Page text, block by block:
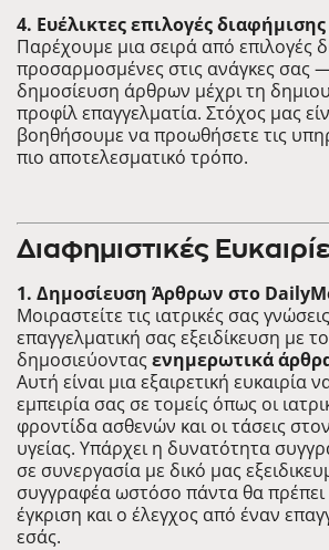
4. Ευέλικτες επιλογές διαφήμισης
Παρέχουμε μια σειρά από επιλογές
προσαρμοσμένες στις ανάγκες σας
δημοσίευση άρθρων μέχρι τη
προφίλ επαγγελματία. Στόχος μας
βοηθήσουμε να προωθήσετε τις
πιο αποτελεσματικό τρόπο.
Διαφημιστικές
1. Δημοσίευση Άρθρων στο
Μοιραστείτε τις ιατρικές σας
επαγγελματική σας εξειδίκευση με
δημοσιεύονταςενημερωτικά
Αυτή είναι μια εξαιρετική ευκαιρία
εμπειρία σας σε τομείς όπως οι
φροντίδα ασθενών και οι τάσεις
υγείας. Υπάρχει η δυνατότητα
σε συνεργασία με δικό μας
συγγραφέα ωστόσο πάντα θα πρέπει
έγκριση και ο έλεγχος από έναν
εσάς.